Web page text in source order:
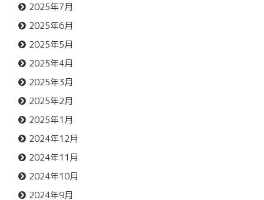
2025年7月
2025年6月
2025年5月
2025年4月
2025年3月
2025年2月
2025年1月
2024年12月
2024年11月
2024年10月
2024年9月